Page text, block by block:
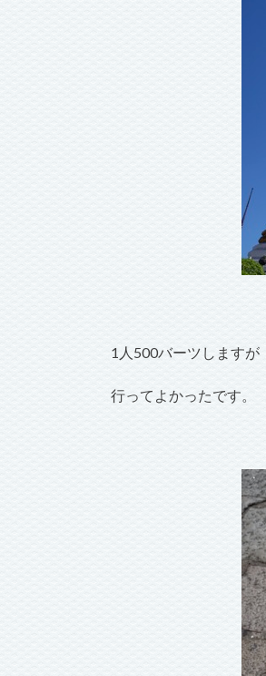
1人500バーツしますが
行ってよかったです。